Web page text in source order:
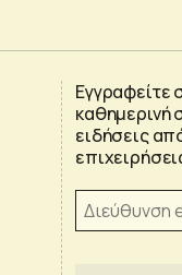
Εγγραφείτε
καθημερινή
ειδήσεις